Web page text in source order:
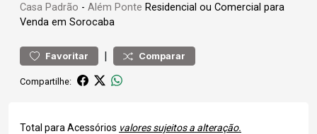
Casa Padrão - Além Ponte Residencial ou Comercial para
Venda em Sorocaba
Favoritar | Comparar
Compartilhe:
Total para Acessórios valores sujeitos a alteração.